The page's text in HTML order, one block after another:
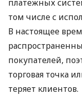
платежных
том числе с
В настоящее
покупателей,
торговая точка
теряет клиентов.